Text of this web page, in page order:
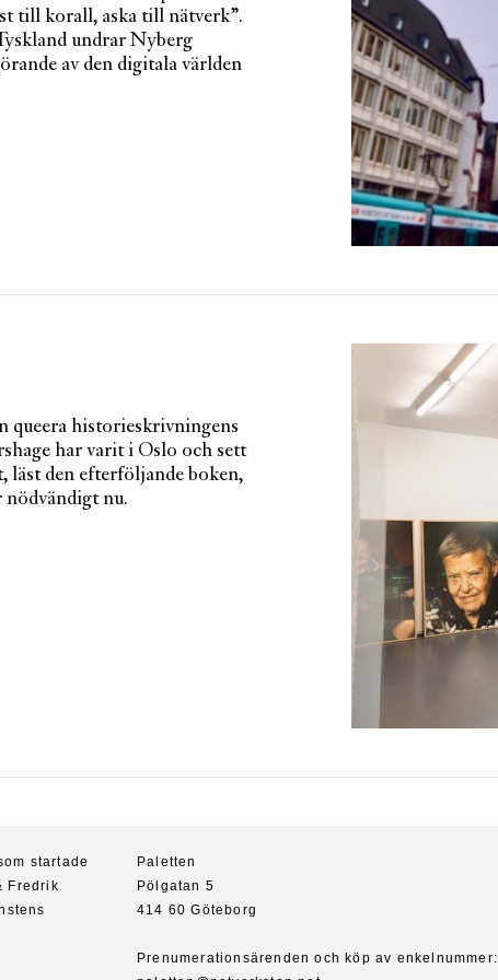
till korall, aska till nätverk”.
undrar Nyberg
av den digitala världen
queera historieskrivningens
har varit i Oslo och sett
läst den efterföljande boken,
nöd­vändigt nu.
startade
Fredrik
Paletten
Pölgatan 5
414 60 Göteborg
Prenumerationsärenden och köp av enkelnummer: